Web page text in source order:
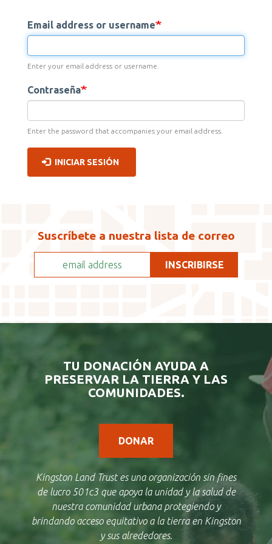
PRINCIPALES
Email address or username
Enter your email address or username.
Contraseña
Enter the password that accompanies your email address.
INICIAR SESIÓN
Suscríbete a nuestra lista de correo
TU DONACIÓN AYUDA A
PRESERVAR LA TIERRA Y LAS
COMUNIDADES.
DONAR
Kingston Land Trust es una organización sin fines
de lucro 501c3 que apoya la unidad y la salud de
nuestra comunidad urbana protegiendo y
brindando acceso equitativo a la tierra en Kingston
y sus alrededores.